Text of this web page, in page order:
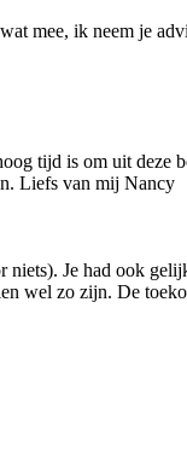
mee, ik neem je
tijd is om uit deze
Liefs van mij Nancy
Je had ook
wel zo zijn. De